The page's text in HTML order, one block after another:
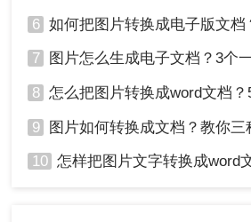
6 如何把图片转换成电子版文档？可
7 图片怎么生成电子文档？3个
8 怎么把图片转换成word文档？5
9 图片如何转换成文档？教你三
10 怎样把图片文字转换成word文档？分享3种